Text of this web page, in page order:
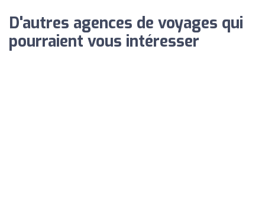
D'autres agences de voyages qui
pourraient vous intéresser